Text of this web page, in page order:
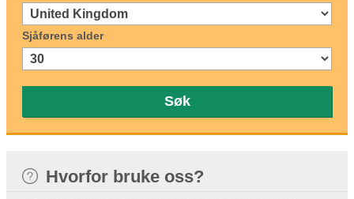
Sjåførens alder
Søk
Hvorfor bruke oss?